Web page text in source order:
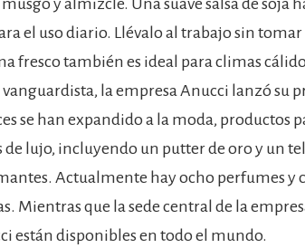
y almizcle. Una suave salsa de soja
el uso diario. Llévalo al trabajo sin
fresco también es ideal para climas
la empresa Anucci lanzó su
se han expandido a la moda, productos
de lujo, incluyendo un putter de oro y un
Actualmente hay ocho perfumes y
Mientras que la sede central de la
están disponibles en todo el mundo.